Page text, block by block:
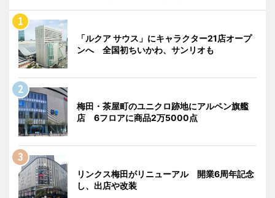
「ルクア サウス」にキャラクター21店オープ
ンへ 全国初ちいかわ、サンリオも
梅田・茶屋町のユニクロ跡地にアルペン旗艦
店 6フロアに商品2万5000点
リンクス梅田がリニューアル 開業6周年記念
し、出店や改装